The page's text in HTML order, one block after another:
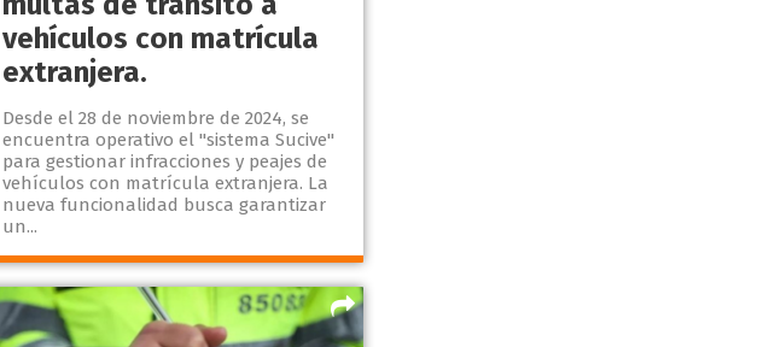
vehículos con matrícula
extranjera.
Desde el 28 de noviembre de 2024, se
encuentra operativo el "sistema Sucive"
para gestionar infracciones y peajes de
vehículos con matrícula extranjera. La
nueva funcionalidad busca garantizar
un...